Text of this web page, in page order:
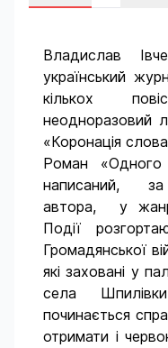
Владислав
український
кількох
неодноразовий
«Коронація
Роман
написаний,
автора, у
Події
Громадянської
які заховані у
села
починається
отримати і